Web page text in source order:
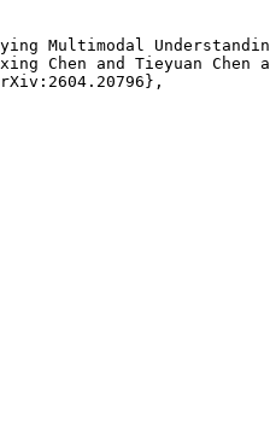
Multimodal
Chen and Tieyuan Chen